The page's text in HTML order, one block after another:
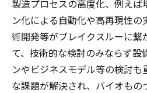
製造プロセスの高度化、例え
ン化による自動化や高再現性
術開発等がブレイクスルーに繋
て、技術的な検討のみならず設
ンやビジネスモデル等の検討も
な課題が解決され、バイオも